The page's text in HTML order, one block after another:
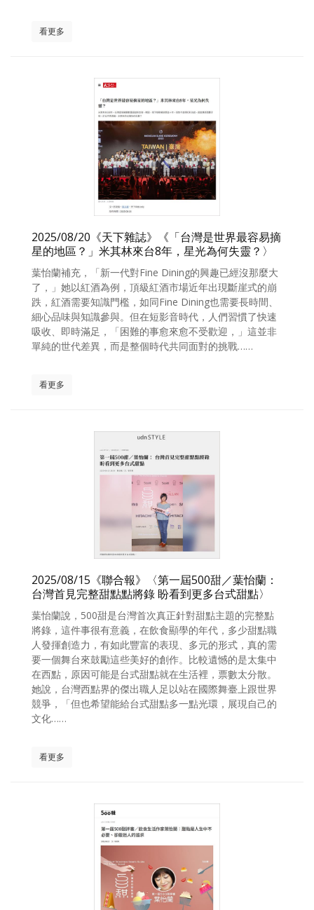
看更多
2025/08/20《天下雜誌》《「台灣是世界最容易摘
星的地區？」米其林來台8年，星光為何失靈？〉
葉怡蘭補充，「新一代對Fine Dining的興趣已經沒那麼大
了，」她以紅酒為例，頂級紅酒市場近年出現斷崖式的崩
跌，紅酒需要知識門檻，如同Fine Dining也需要長時間、
細心品味與知識參與。但在短影音時代，人們習慣了快速
吸收、即時滿足，「困難的事愈來愈不受歡迎，」這並非
單純的世代差異，而是整個時代共同面對的挑戰……
看更多
2025/08/15《聯合報》〈第一屆500甜／葉怡蘭：
台灣首見完整甜點點將錄 盼看到更多台式甜點〉
葉怡蘭說，500甜是台灣首次真正針對甜點主題的完整點
將錄，這件事很有意義，在飲食顯學的年代，多少甜點職
人發揮創造力，有如此豐富的表現、多元的形式，真的需
要一個舞台來鼓勵這些美好的創作。比較遺憾的是太集中
在西點，原因可能是台式甜點就在生活裡，票數太分散。
她說，台灣西點界的傑出職人足以站在國際舞臺上跟世界
競爭，「但也希望能給台式甜點多一點光環，展現自己的
文化……
看更多